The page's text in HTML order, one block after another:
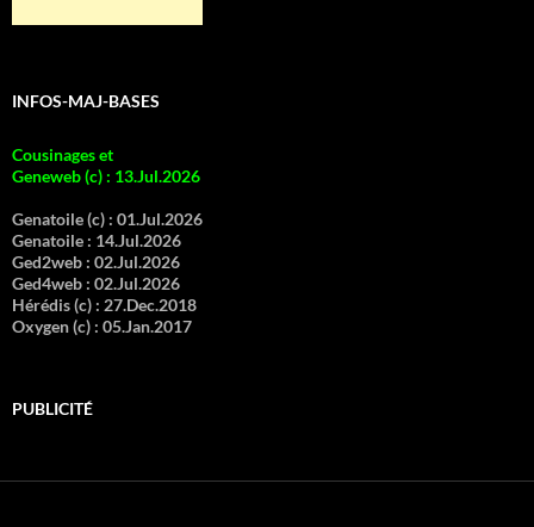
INFOS-MAJ-BASES
Cousinages et
Geneweb (c) : 13.Jul.2026
Genatoile (c) : 01.Jul.2026
Genatoile : 14.Jul.2026
Ged2web : 02.Jul.2026
Ged4web : 02.Jul.2026
Hérédis (c) : 27.Dec.2018
Oxygen (c) : 05.Jan.2017
PUBLICITÉ